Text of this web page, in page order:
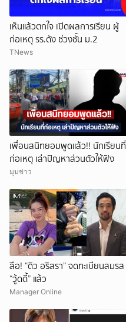
เห็นแล้วตกใจ เปิดผลการเรียน ผู้
ก่อเหตุ รร.ดัง ช่วงชั้น ม.2
TNews
เพื่อนสนิทยอมพูดแล้ว!! นักเรียนที่
ก่อเหตุ เล่าปัญหาส่วนตัวให้ฟัง
มุมข่าว
ลือ! “ดิว อริสรา” จดทะเบียนสมรส
“วู้ดดี้” แล้ว
Manager Online
ยกเลิก